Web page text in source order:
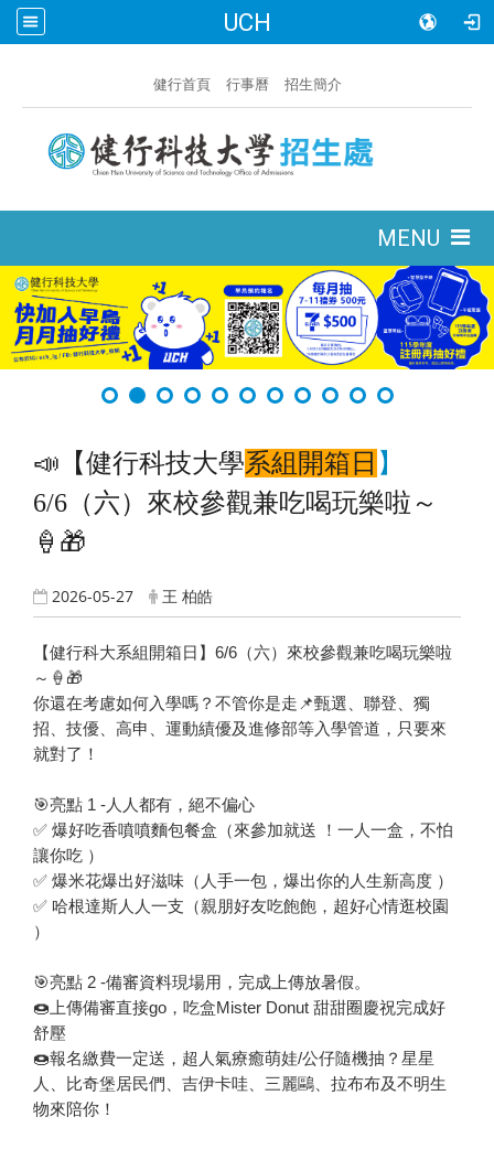
UCH
健行首頁 行事曆 招生簡介
MENU
📣【健行科技大學系組開箱日 】
6/6（六）來校參觀兼吃喝玩樂啦～
🍦🎁
2026-05-27 王 柏皓
【健行科大系組開箱日】6/6（六）來校參觀兼吃喝玩樂啦
～🍦🎁
你還在考慮如何入學嗎？不管你是走📌甄選、聯登、獨
招、技優、高申、運動績優及進修部等入學管道，只要來
就對了！
🎯亮點 1 -人人都有，絕不偏心
✅ 爆好吃香噴噴麵包餐盒（來參加就送 ！一人一盒，不怕
讓你吃 ）
✅ 爆米花爆出好滋味（人手一包，爆出你的人生新高度 ）
✅ 哈根達斯人人一支（親朋好友吃飽飽，超好心情逛校園
）
🎯亮點 2 -備審資料現場用，完成上傳放暑假。
🍩上傳備審直接go，吃盒Mister Donut 甜甜圈慶祝完成好
舒壓
🍩報名繳費一定送，超人氣療癒萌娃/公仔隨機抽？星星
人、比奇堡居民們、吉伊卡哇、三麗鷗、拉布布及不明生
物來陪你！